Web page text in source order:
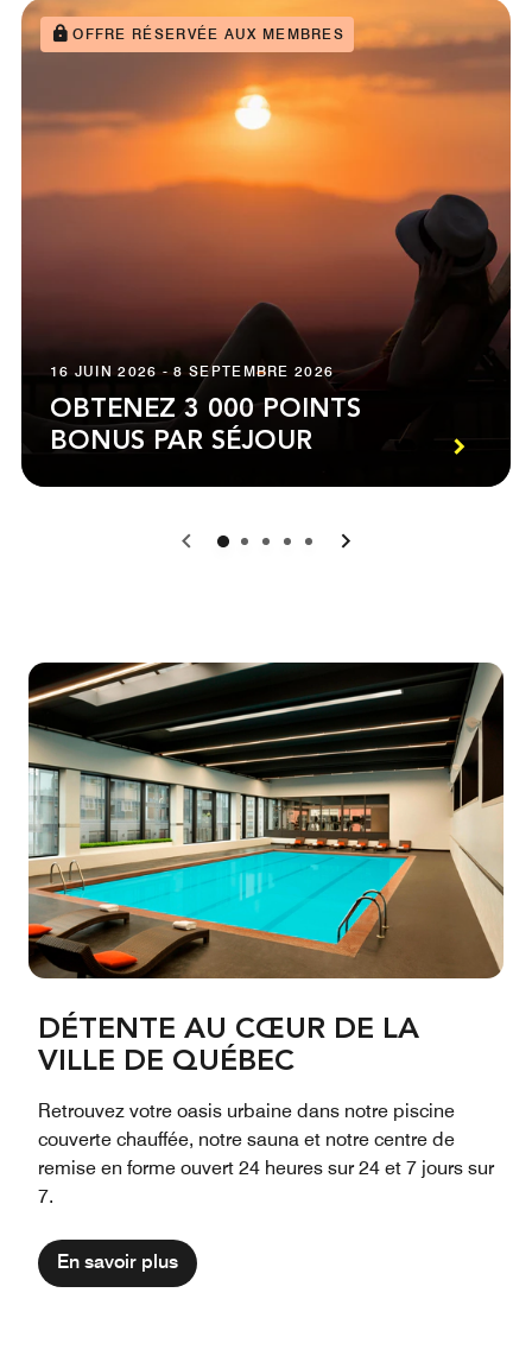
OFFRE RÉSERVÉE AUX MEMBRES
16 JUIN 2026 - 8 SEPTEMBRE 2026
OBTENEZ 3 000 POINTS
BONUS PAR SÉJOUR
0 1 2 3 4
DÉTENTE AU CŒUR DE LA
VILLE DE QUÉBEC
Retrouvez votre oasis urbaine dans notre piscine
couverte chauffée, notre sauna et notre centre de
remise en forme ouvert 24 heures sur 24 et 7 jours sur
7.
En savoir plus